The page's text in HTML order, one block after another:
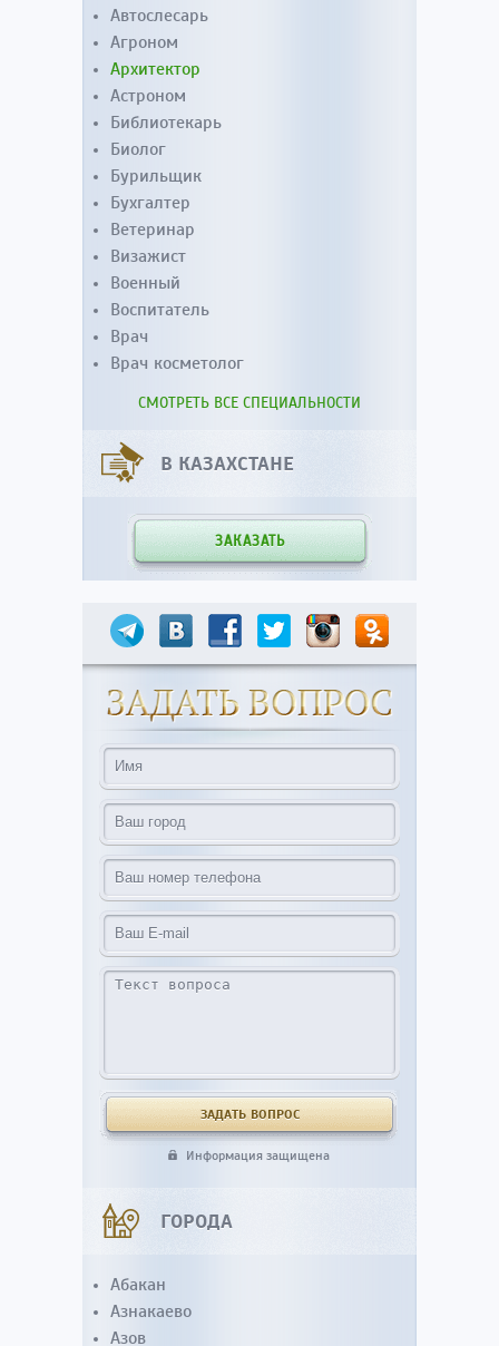
Автослесарь
Агроном
Архитектор
Астроном
Библиотекарь
Биолог
Бурильщик
Бухгалтер
Ветеринар
Визажист
Военный
Воспитатель
Врач
Врач косметолог
СМОТРЕТЬ ВСЕ СПЕЦИАЛЬНОСТИ
В КАЗАХСТАНЕ
ЗАКАЗАТЬ
Информация защищена
ГОРОДА
Абакан
Азнакаево
Азов